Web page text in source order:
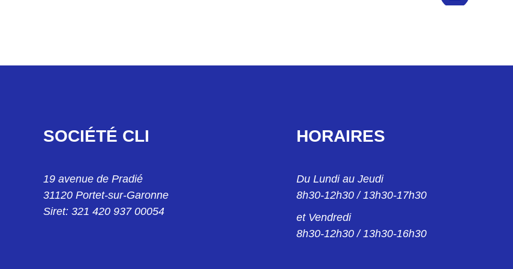
SOCIÉTÉ CLI
19 avenue de Pradié
31120 Portet-sur-Garonne
Siret: 321 420 937 00054
HORAIRES
Du Lundi au Jeudi
8h30-12h30 / 13h30-17h30
et Vendredi
8h30-12h30 / 13h30-16h30